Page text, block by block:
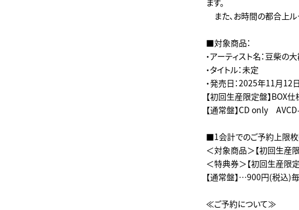
また、お時間の都合上ル
■対象商品：
・アーティスト名：豆柴の
・タイトル：未定
・発売日：2025年11月12
【初回生産限定盤】
【通常盤】CD only
■1会計でのご予約上限
＜対象商品＞【初回生産限
＜特典券＞【初回生産限
【通常盤】…900円(税込)
≪ご予約について≫